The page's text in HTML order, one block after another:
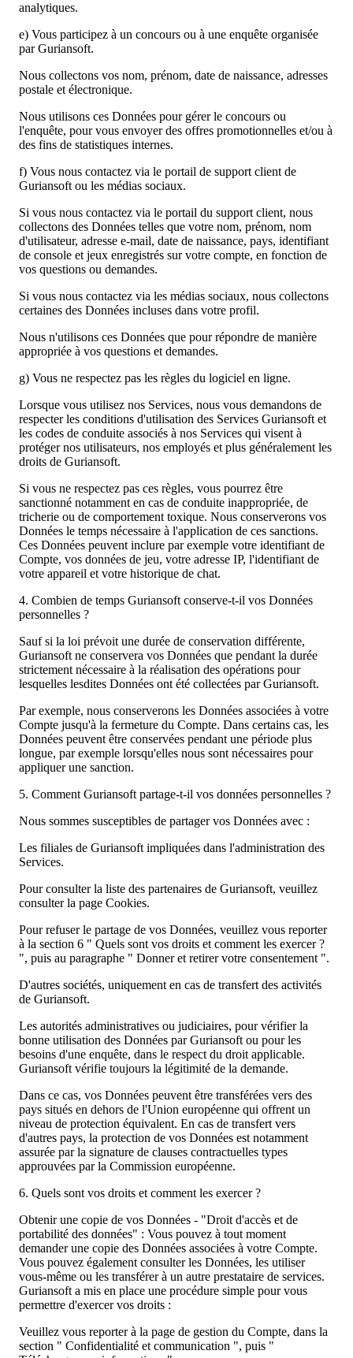
analytiques.
e) Vous participez à un concours ou à une enquête organisée
par Guriansoft.
Nous collectons vos nom, prénom, date de naissance, adresses
postale et électronique.
Nous utilisons ces Données pour gérer le concours ou
l'enquête, pour vous envoyer des offres promotionnelles et/ou à
des fins de statistiques internes.
f) Vous nous contactez via le portail de support client de
Guriansoft ou les médias sociaux.
Si vous nous contactez via le portail du support client, nous
collectons des Données telles que votre nom, prénom, nom
d'utilisateur, adresse e-mail, date de naissance, pays, identifiant
de console et jeux enregistrés sur votre compte, en fonction de
vos questions ou demandes.
Si vous nous contactez via les médias sociaux, nous collectons
certaines des Données incluses dans votre profil.
Nous n'utilisons ces Données que pour répondre de manière
appropriée à vos questions et demandes.
g) Vous ne respectez pas les règles du logiciel en ligne.
Lorsque vous utilisez nos Services, nous vous demandons de
respecter les conditions d'utilisation des Services Guriansoft et
les codes de conduite associés à nos Services qui visent à
protéger nos utilisateurs, nos employés et plus généralement les
droits de Guriansoft.
Si vous ne respectez pas ces règles, vous pourrez être
sanctionné notamment en cas de conduite inappropriée, de
tricherie ou de comportement toxique. Nous conserverons vos
Données le temps nécessaire à l'application de ces sanctions.
Ces Données peuvent inclure par exemple votre identifiant de
Compte, vos données de jeu, votre adresse IP, l'identifiant de
votre appareil et votre historique de chat.
4. Combien de temps Guriansoft conserve-t-il vos Données
personnelles ?
Sauf si la loi prévoit une durée de conservation différente,
Guriansoft ne conservera vos Données que pendant la durée
strictement nécessaire à la réalisation des opérations pour
lesquelles lesdites Données ont été collectées par Guriansoft.
Par exemple, nous conserverons les Données associées à votre
Compte jusqu'à la fermeture du Compte. Dans certains cas, les
Données peuvent être conservées pendant une période plus
longue, par exemple lorsqu'elles nous sont nécessaires pour
appliquer une sanction.
5. Comment Guriansoft partage-t-il vos données personnelles ?
Nous sommes susceptibles de partager vos Données avec :
Les filiales de Guriansoft impliquées dans l'administration des
Services.
Pour consulter la liste des partenaires de Guriansoft, veuillez
consulter la page Cookies.
Pour refuser le partage de vos Données, veuillez vous reporter
à la section 6 " Quels sont vos droits et comment les exercer ?
", puis au paragraphe " Donner et retirer votre consentement ".
D'autres sociétés, uniquement en cas de transfert des activités
de Guriansoft.
Les autorités administratives ou judiciaires, pour vérifier la
bonne utilisation des Données par Guriansoft ou pour les
besoins d'une enquête, dans le respect du droit applicable.
Guriansoft vérifie toujours la légitimité de la demande.
Dans ce cas, vos Données peuvent être transférées vers des
pays situés en dehors de l'Union européenne qui offrent un
niveau de protection équivalent. En cas de transfert vers
d'autres pays, la protection de vos Données est notamment
assurée par la signature de clauses contractuelles types
approuvées par la Commission européenne.
6. Quels sont vos droits et comment les exercer ?
Obtenir une copie de vos Données - "Droit d'accès et de
portabilité des données" : Vous pouvez à tout moment
demander une copie des Données associées à votre Compte.
Vous pouvez également consulter les Données, les utiliser
vous-même ou les transférer à un autre prestataire de services.
Guriansoft a mis en place une procédure simple pour vous
permettre d'exercer vos droits :
Veuillez vous reporter à la page de gestion du Compte, dans la
section " Confidentialité et communication ", puis "